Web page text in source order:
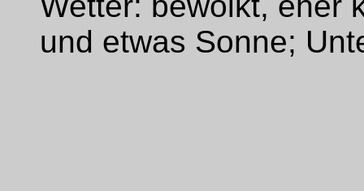
und etwas Sonne;